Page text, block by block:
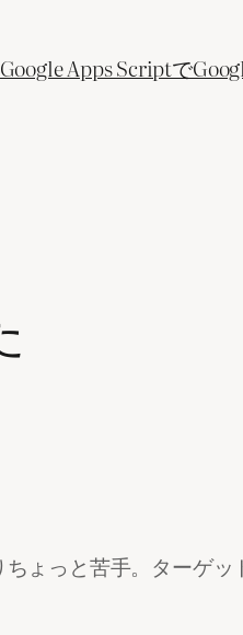
Google Apps Scriptで
ょっと苦手。ターゲ